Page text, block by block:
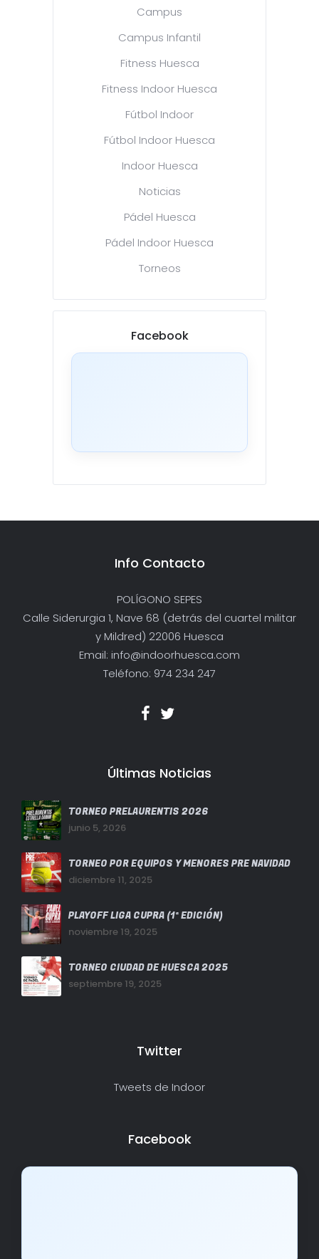
Campus
Campus Infantil
Fitness Huesca
Fitness Indoor Huesca
Fútbol Indoor
Fútbol Indoor Huesca
Indoor Huesca
Noticias
Pádel Huesca
Pádel Indoor Huesca
Torneos
Facebook
Info Contacto
POLÍGONO SEPES
Calle Siderurgia 1, Nave 68 (detrás del cuartel militar
y Mildred) 22006 Huesca
Email: info@indoorhuesca.com
Teléfono: 974 234 247
Últimas Noticias
TORNEO PRELAURENTIS 2026
junio 5, 2026
TORNEO POR EQUIPOS Y MENORES PRE NAVIDAD
diciembre 11, 2025
PLAYOFF LIGA CUPRA (1ª EDICIÓN)
noviembre 19, 2025
TORNEO CIUDAD DE HUESCA 2025
septiembre 19, 2025
Twitter
Tweets de Indoor
Facebook